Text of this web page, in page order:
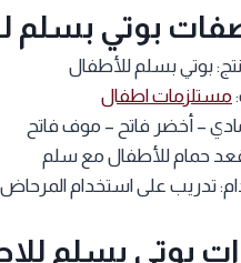
بوتي بسلم
بوتي بسلم للأطفال
مستلزمات اطفال
– أخضر فاتح – موف فاتح
حمام للأطفال مع سلم
تدريب على استخدام المرحاض
بوتي بسلم